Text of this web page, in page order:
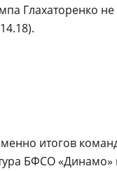
Глахаторенко
итогов
БФСО «Динамо»